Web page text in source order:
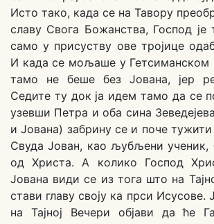
Исто тако, када се на Тавору
славу Свога Божанства, Господ је
само у присуству ове тројице
И када се мољаше у Гетсиманском
тамо не беше без Јована, јер
Седите ту док ја идем тамо да се
узевши Петра и оба сина
и Јована) забрину се и поче
Свуда Јован, као љубљени ученик,
од Христа. А колико Господ
Јована види се из тога што на
стави главу своју ка прси Исусове.
на Тајној Вечери објави да ће